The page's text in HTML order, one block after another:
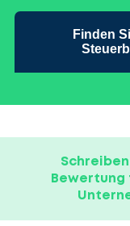
Finden
Bewertung